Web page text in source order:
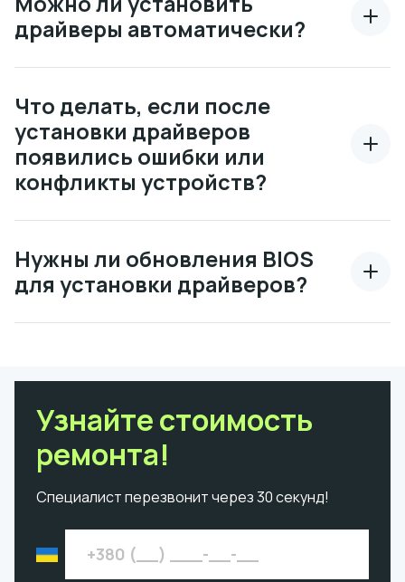
драйверы автоматически?
Что делать, если после
установки драйверов
появились ошибки или
конфликты устройств?
Нужны ли обновления BIOS
для установки драйверов?
Узнайте стоимость
ремонта!
Специалист перезвонит через 30 секунд!